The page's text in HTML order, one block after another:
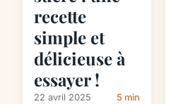
recette
simple et
délicieuse à
essayer !
22 avril 2025 5 min